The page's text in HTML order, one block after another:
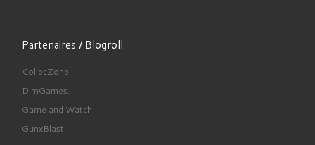
Partenaires / Blogroll
CollecZone
DimGames.
Game and Watch
GunxBlast